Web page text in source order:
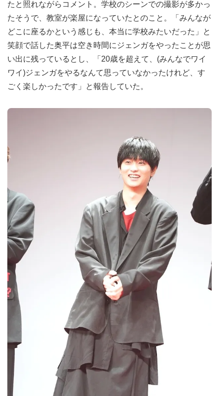
たと照れながらコメント。学校のシーンでの撮影が多かっ
たそうで、教室が楽屋になっていたとのこと。「みんなが
どこに座るかという感じも、本当に学校みたいだった」と
笑顔で話した奥平は空き時間にジェンガをやったことが思
い出に残っているとし、「20歳を超えて、(みんなでワイ
ワイ)ジェンガをやるなんて思っていなかったけれど、す
ごく楽しかったです」と報告していた。